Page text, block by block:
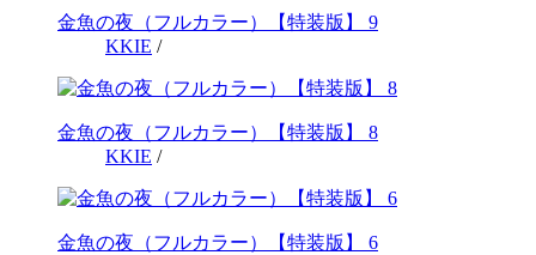
金魚の夜（フルカラー）【特装版】 9
KKIE /
金魚の夜（フルカラー）【特装版】 8
KKIE /
金魚の夜（フルカラー）【特装版】 6